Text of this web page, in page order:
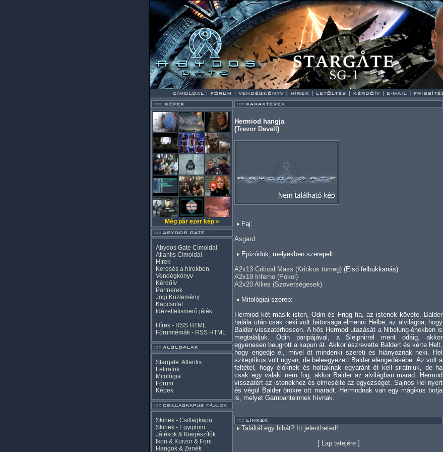
Még pár ezer kép »
Abydos Gate Címoldal
Atlantis Címoldal
Hírek
Keresés a hírekben
Vendégkönyv
Kérdőív
Partnerek
Jogi Közlemény
Kapcsolat
Idézetfelismerő játék
Hírek - RSS HTML
Fórumtémák - RSS HTML
Stargate: Atlantis
Feliratok
Mitológia
Fórum
Képek
Skinek - Csillagkapu
Skinek - Egyiptom
Játékok & Kiegészítők
Ikon & Kurzor & Font
Hangok & Zenék
Hermiod hangja
(Trevor Devall )
Faj:
Asgard
Epizódok, melyekben szerepelt:
A2x13 Critical Mass (Kritikus tömeg) (Első felbukkanás)
A2x19 Inferno (Pokol)
A2x20 Allies (Szövetségesek)
Mitológiai szerep:
Hermiod két másik isten, Odin és Frigg fia, az istenek követe. Balder
halála után csak neki volt bátorsága elmenni Helbe, az alvilágba, hogy
Balder visszatérhessen. A hős Hermod utazását a Nibelung-énekben is
megtaláljuk. Odin paripájával, a Sleipnirrel ment odáig, akkor
egyenesen beugrott a kapun át. Akkor észrevette Baldert és kérte Helt,
hogy engedje el, mivel őt mindenki szereti és hiányoznak neki. Hel
szkeptikus volt ugyan, de beleegyezett Balder elengedésébe. Az volt a
feltétel, hogy élőknek és holtaknak egyaránt őt kell siratniuk, de ha
csak egy valaki nem fog, akkor Balder az alvilágban marad. Hermod
visszatért az istenekhez és elmesélte az egyezséget. Sajnos Hel nyert
és végül Balder örökre ott maradt. Hermodnak van egy mágikus botja
is, melyet Gambanteinnek hívnak.
Találtál egy hibát? Itt jelentheted!
[ Lap tetejére]